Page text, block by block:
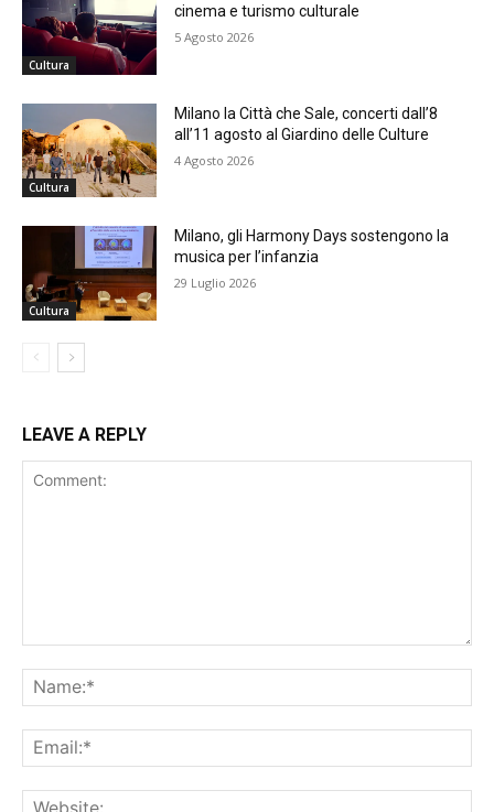
Cultura
cinema e turismo culturale
5 Agosto 2026
Cultura
Milano la Città che Sale, concerti dall’8
all’11 agosto al Giardino delle Culture
4 Agosto 2026
Cultura
Milano, gli Harmony Days sostengono la
musica per l’infanzia
29 Luglio 2026
LEAVE A REPLY